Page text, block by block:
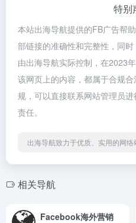
特别
本站出海导航提供的FB广告帮
部链接的准确性和完整性，同
由出海导航实际控制，在2023
该网页上的内容，都属于合规
规，可以直接联系网站管理员
责任。
出海导航致力于优质、实用的网络
相关导航
Facebook海外营销